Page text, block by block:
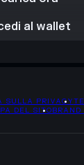
al wallet
SULLA PRIVACY
DEL SITOBRAND